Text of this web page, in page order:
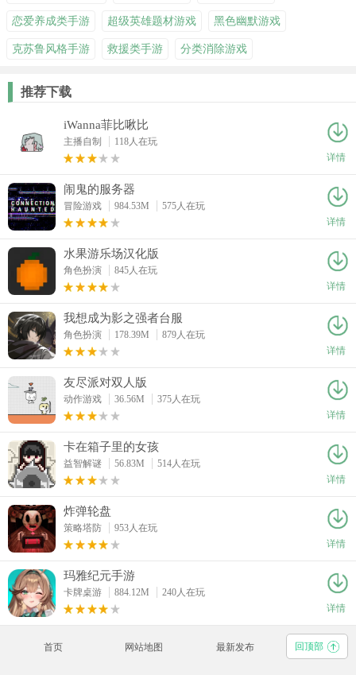
恋爱养成类手游 超级英雄题材游戏 黑色幽默游戏
克苏鲁风格手游 救援类手游 分类消除游戏
推荐下载
iWanna菲比啾比
主播自制
118人在玩
详情
闹鬼的服务器
冒险游戏 984.53M
575人在玩
详情
水果游乐场汉化版
角色扮演
845人在玩
详情
我想成为影之强者台服
角色扮演 178.39M
879人在玩
详情
友尽派对双人版
动作游戏 36.56M
375人在玩
详情
卡在箱子里的女孩
益智解谜 56.83M
514人在玩
详情
炸弹轮盘
策略塔防
953人在玩
详情
玛雅纪元手游
卡牌桌游 884.12M
240人在玩
详情
首页 网站地图 最新发布 回顶部